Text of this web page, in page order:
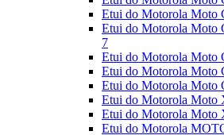
Etui do Motorola Moto
Etui do Motorola Moto
7
Etui do Motorola Moto
Etui do Motorola Moto
Etui do Motorola Moto
Etui do Motorola Moto
Etui do Motorola Moto
Etui do Motorola